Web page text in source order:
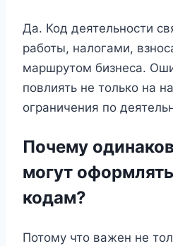
Да. Код деятельности
работы, налогами,
маршрутом бизнеса.
повлиять не только на
ограничения по
Почему
могут
кодам?
Потому что важен не